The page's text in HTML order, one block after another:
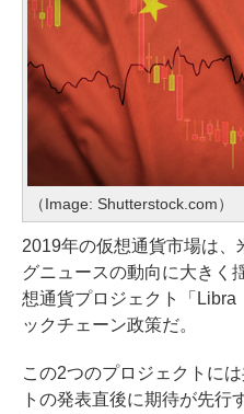
（Image: Shutterstock.com）
2019年の仮想通貨市場は、
グニュースの動向に大きく
想通貨プロジェクト「Libra
ックチェーン政策だ。
この2つのプロジェクトに
トの発表直後に期待が先行